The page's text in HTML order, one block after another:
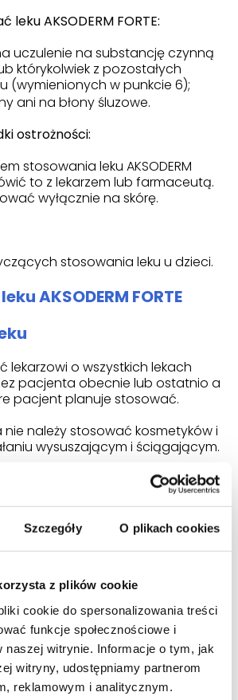
Szczegóły O plikach cookies
z plików cookie
cookie do spersonalizowania treści
funkcje społecznościowe i
naszej witrynie. Informacje o tym, jak
witryny, udostępniamy partnerom
reklamowym i analitycznym.
leku AKSODERM FORTE:
uczulenie na substancję czynną
którykolwiek z pozostałych
(wymienionych w punkcie 6);
ani na błony śluzowe.
ostrożności:
stosowania leku AKSODERM
to z lekarzem lub farmaceutą.
wyłącznie na skórę.
stosowania leku u dzieci.
AKSODERM FORTE
lekarzowi o wszystkich lekach
pacjenta obecnie lub ostatnio a
pacjent planuje stosować.
należy stosować kosmetyków i
wysuszającym i ściągającym.
piersią i wpływ na
w ciąży lub karmi piersią,
być w ciąży lub gdy planuje
zastosowaniem tego leku.
w dużych dawkach może
inne leki z tej kategorii: